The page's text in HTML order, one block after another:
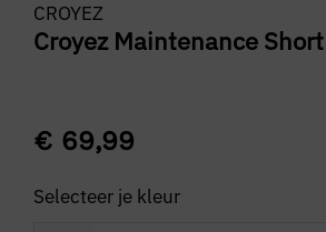
CROYEZ
Croyez Maintenance Short
€ 69,99
Selecteer je kleur